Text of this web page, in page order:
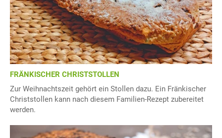
FRÄNKISCHER CHRISTSTOLLEN
Zur Weihnachtszeit gehört ein Stollen dazu. Ein Fränkischer
Christstollen kann nach diesem Familien-Rezept zubereitet
werden.